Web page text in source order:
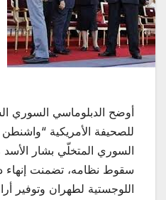
أوضح الدبلوماسي السوري
للصحيفة الأمريكية
السوري المتخلّي بشار
سقوط نظامه، تضمنت
اللوجستية لطهران وتوفير